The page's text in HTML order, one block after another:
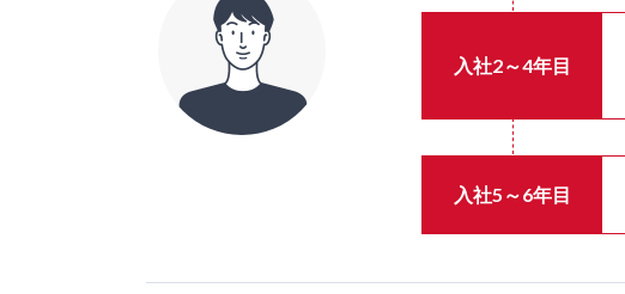
入社2～4年目
入社5～6年目